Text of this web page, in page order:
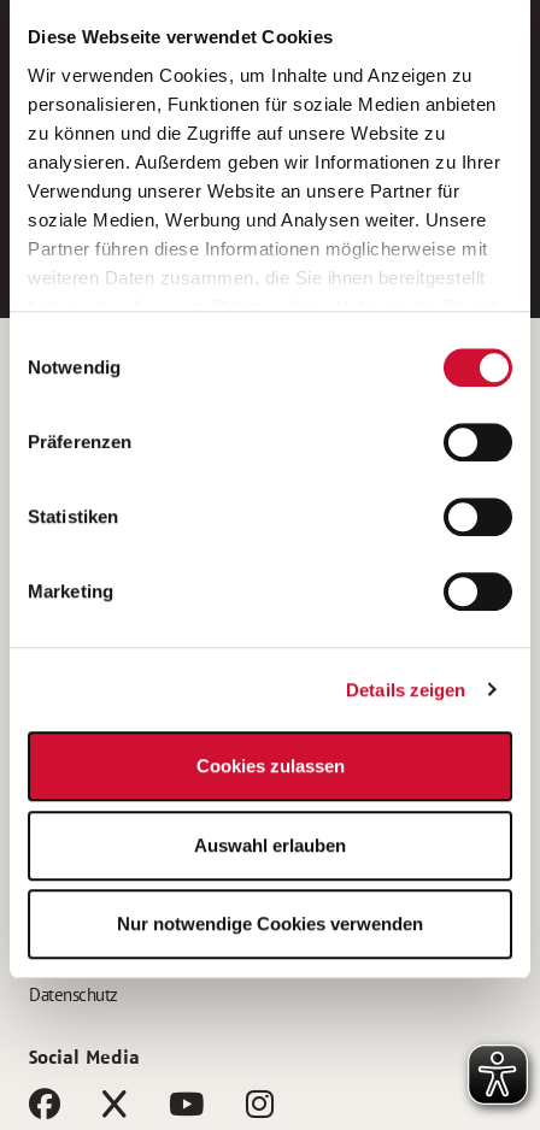
Diese Webseite verwendet Cookies
Wir verwenden Cookies, um Inhalte und Anzeigen zu
personalisieren, Funktionen für soziale Medien anbieten
zu können und die Zugriffe auf unsere Website zu
analysieren. Außerdem geben wir Informationen zu Ihrer
Verwendung unserer Website an unsere Partner für
soziale Medien, Werbung und Analysen weiter. Unsere
Partner führen diese Informationen möglicherweise mit
weiteren Daten zusammen, die Sie ihnen bereitgestellt
Wenn Sie auf „Cookies zulassen“ klicken, so stimmen
Sie der Speicherung sämtlicher Cookies zu. Sie können
Ihre Einwilligung selbstverständlich jederzeit widerrufen,
indem Sie die Cookie-Einstellungen aufrufen und diese
unsererDatenschutzerklärung
Notwendig
Präferenzen
Statistiken
Marketing
Details zeigen
Cookies zulassen
Auswahl erlauben
Nur notwendige Cookies verwenden
Neue Stellen per E-Mail.
Ein kostenloser Service von AWO
Jobs.
E-Mail-Adresse eintragen
Betreiber der Webseite
Kantstraße 45a
(Ein Tochterunternehmen des AWO Bezirksverbandes Unterfranken
e.V.)
Bewerbung als Altenpflegehelfer*in
Bewerbung als Erzieher*in
AWO Gliederungen nach Bundesland
Impressum
Datenschutz
Social Media